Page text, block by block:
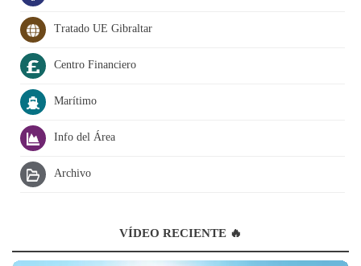
Tratado UE Gibraltar
Centro Financiero
Marítimo
Info del Área
Archivo
VÍDEO RECIENTE 🔥